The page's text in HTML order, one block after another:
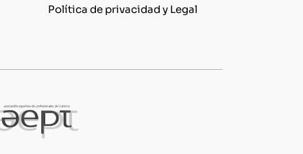
Política de privacidad y Legal